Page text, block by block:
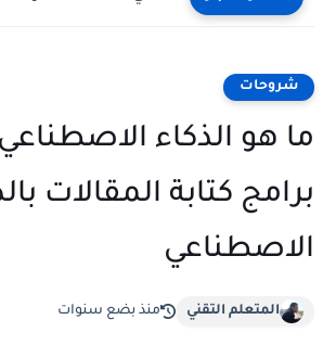
شروحات
ما هو الذكاء
برامج كتابة المقالات
الاصطناعي
المتعلم التقني منذ بضع سنوات